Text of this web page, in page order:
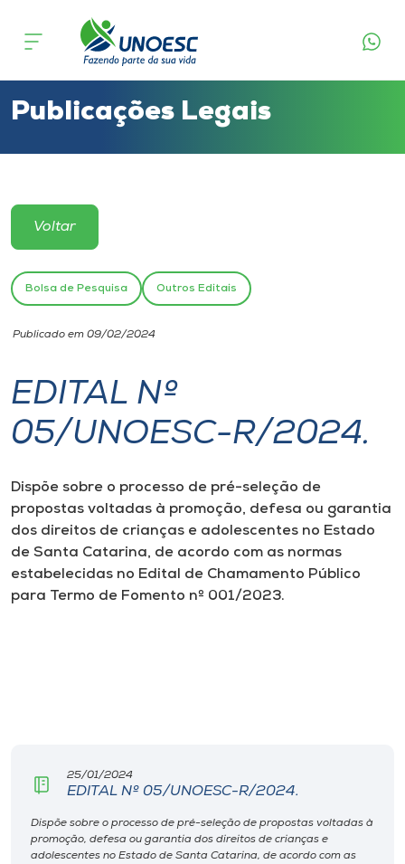
Cursos
Atendimento ao Estudante
Portal de Ensino
Unoesc
Internacionalização
I.nova
Diplomados
Cultura
CPA
Museu
Publicações Legais
Voltar
Bolsa de Pesquisa Outros Editais
Publicado em 09/02/2024
EDITAL Nº
05/UNOESC-R/2024.
Dispõe sobre o processo de pré-seleção de
propostas voltadas à promoção, defesa ou garantia
dos direitos de crianças e adolescentes no Estado
de Santa Catarina, de acordo com as normas
estabelecidas no Edital de Chamamento Público
para Termo de Fomento nº 001/2023.
25/01/2024
EDITAL Nº 05/UNOESC-R/2024.
Dispõe sobre o processo de pré-seleção de propostas voltadas à
promoção, defesa ou garantia dos direitos de crianças e
adolescentes no Estado de Santa Catarina, de acordo com as